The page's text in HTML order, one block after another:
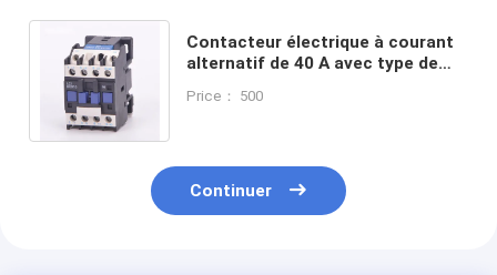
Contacteur électrique à courant
alternatif de 40 A avec type de
de 50/60 Hz
Price： 500
Continuer